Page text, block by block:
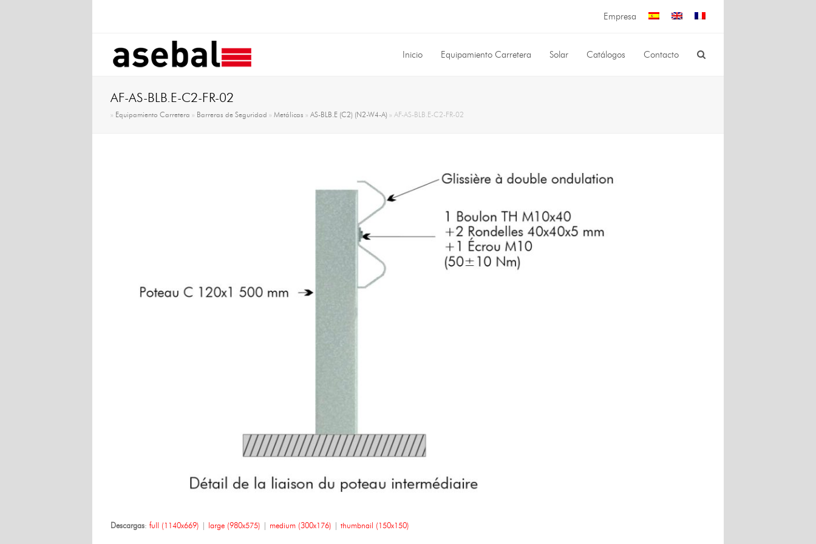
Empresa
Inicio Equipamiento Carretera Solar Catálogos Contacto
AF-AS-BLB.E-C2-FR-02
» Equipamiento Carretera » Barreras de Seguridad » Metálicas » AS-BLB.E (C2) (N2-W4-A) » AF-AS-BLB.E-C2-FR-02
Descargas: full (1140x669) | large (980x575) | medium (300x176) | thumbnail (150x150)